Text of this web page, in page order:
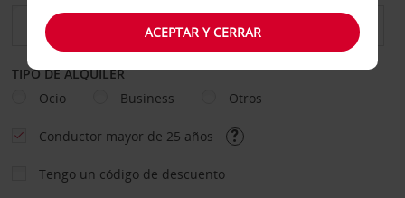
TIPO DE ALQUILER
Ocio
Business Otros
Conductor mayor de 25 años
Tengo un código de descuento
ACEPTAR Y CERRAR